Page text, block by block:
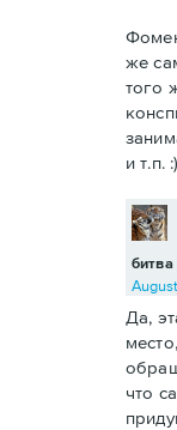
же
того
и т.п. :)
битва
August
Да,
что